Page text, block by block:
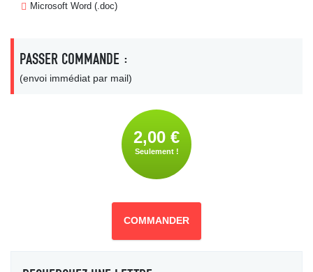
Microsoft Word (.doc)
PASSER COMMANDE :
(envoi immédiat par mail)
2,00 €
Seulement !
COMMANDER